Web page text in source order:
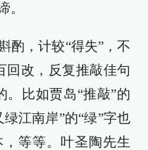
。
酌，计较“得失”，不
回改，反复推敲佳句
。比如贾岛“推敲”的
江南岸”的“绿”字也
等等。叶圣陶先生